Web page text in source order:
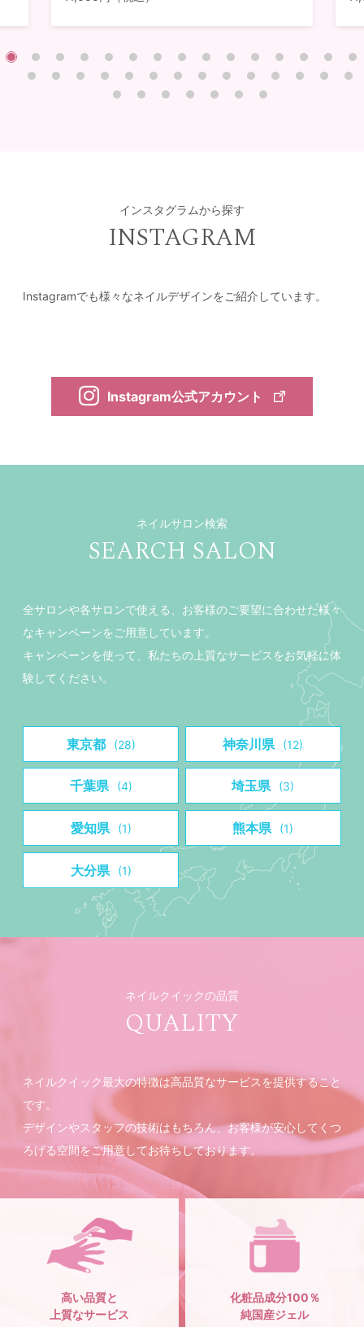
インスタグラムから探す
INSTAGRAM
Instagramでも様々なネイルデザインをご紹介しています。
Instagram公式アカウント
ネイルサロン検索
SEARCH SALON
全サロンや各サロンで使える、お客様のご要望に合わせた様々
なキャンペーンをご用意しています。
キャンペーンを使って、私たちの上質なサービスをお気軽に体
験してください。
東京都 (28) 神奈川県 (12)
千葉県 (4) 埼玉県 (3)
愛知県 (1) 熊本県 (1)
大分県 (1)
ネイルクイックの品質
QUALITY
ネイルクイック最大の特徴は高品質なサービスを提供すること
です。
デザインやスタッフの技術はもちろん、お客様が安心してくつ
ろげる空間をご用意してお待ちしております。
高い品質と
上質なサービス
化粧品成分100％
純国産ジェル